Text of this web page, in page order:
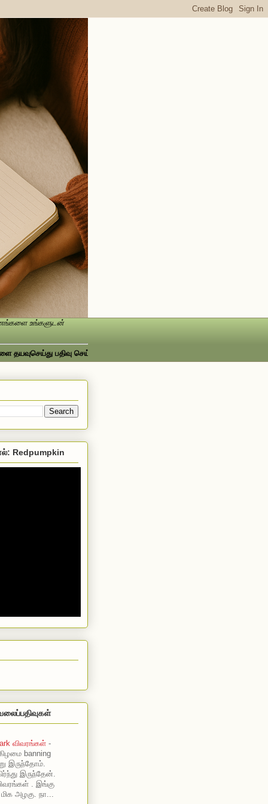
உங்களுடன்
பதிவு செய்யவும்...ஃபேஸ்புக்கில் பார்க்க http://www.facebook.com/
Redpumpkin
விவரங்கள் -
banning
இருந்தோம்.
இருந்தேன்.
. இங்கு
அழகு. நா...